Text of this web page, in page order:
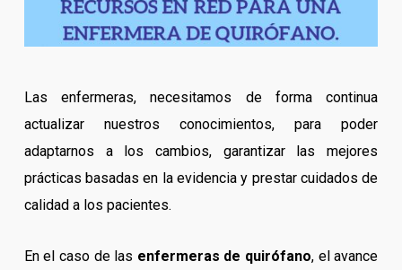
Las enfermeras, necesitamos de forma continua
actualizar nuestros conocimientos, para poder
adaptarnos a los cambios, garantizar las mejores
prácticas basadas en la evidencia y prestar cuidados de
calidad a los pacientes.
En el caso de las enfermeras de quirófano, el avance